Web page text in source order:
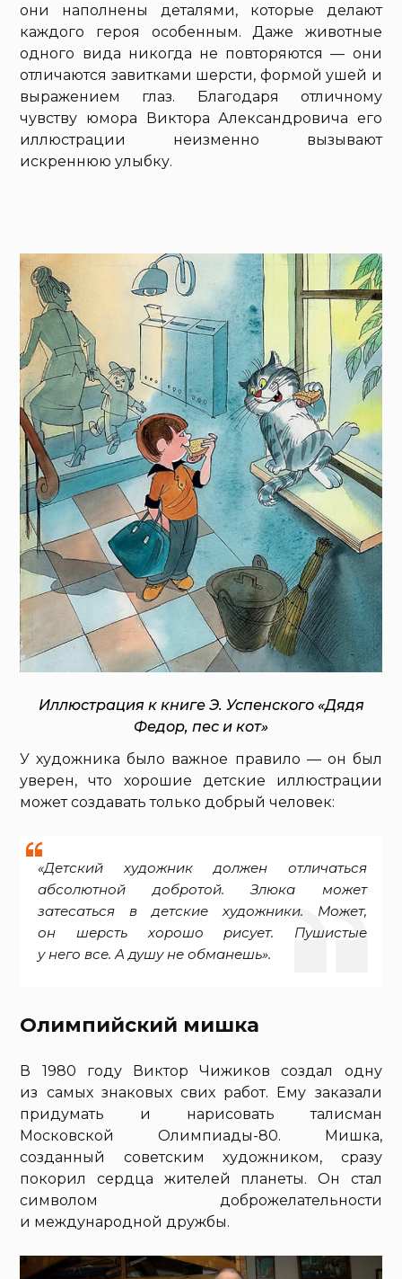
они наполнены деталями, которые делают
каждого героя особенным. Даже животные
одного вида никогда не повторяются — они
отличаются завитками шерсти, формой ушей и
выражением глаз. Благодаря отличному
чувству юмора Виктора Александровича его
иллюстрации неизменно вызывают
искреннюю улыбку.
Иллюстрация к книге Э. Успенского «Дядя
Федор, пес и кот»
У художника было важное правило — он был
уверен, что хорошие детские иллюстрации
может создавать только добрый человек:
«Детский художник должен отличаться
абсолютной добротой. Злюка может
затесаться в детские художники. Может,
он шерсть хорошо рисует. Пушистые
у него все. А душу не обманешь».
Олимпийский мишка
В 1980 году Виктор Чижиков создал одну
из самых знаковых свих работ. Ему заказали
придумать и нарисовать талисман
Московской Олимпиады-80. Мишка,
созданный советским художником, сразу
покорил сердца жителей планеты. Он стал
символом доброжелательности
и международной дружбы.